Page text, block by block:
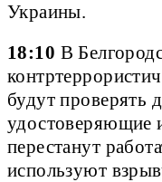
Украины.
18:10 В
будут проверять
удостоверяющие
перестанут
используют